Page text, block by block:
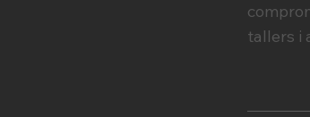
tallers i